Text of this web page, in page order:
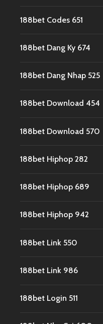
188bet Codes 651
188bet Dang Ky 674
188bet Dang Nhap 525
188bet Download 454
188bet Download 570
188bet Hiphop 282
188bet Hiphop 689
188bet Hiphop 942
188bet Link 550
188bet Link 986
188bet Login 511